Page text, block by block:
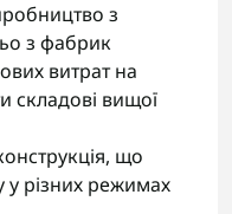
з
з фабрик
витрат на
складові вищої
що
у різних режимах